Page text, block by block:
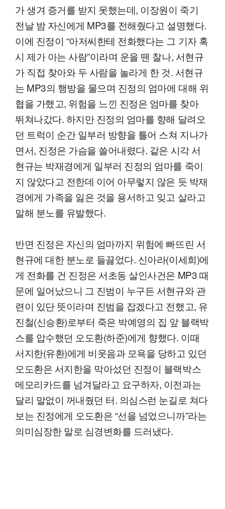
가 생겨 증거를 받지 못했는데, 이장원이 죽기
전날 밤 자신에게 MP3를 전해줬다고 설명했다.
이에 진정이 “아저씨한테 전화했다는 그 기자 혹
시 제가 아는 사람”이라며 운을 뗀 찰나, 서현규
가 직접 찾아와 두 사람을 놀라게 한 것. 서현규
는 MP3의 행방을 물으며 진정의 엄마에 대해 위
협을 가했고, 위험을 느낀 진정은 엄마를 찾아
뛰쳐나갔다. 하지만 진정의 엄마를 향해 달려오
던 트럭이 순간 일부러 방향을 틀어 스쳐 지나가
면서, 진정은 가슴을 쓸어내렸다. 같은 시각 서
현규는 박재경에게 일부러 진정의 엄마를 죽이
지 않았다고 전한데 이어 아무렇지 않은 듯 박재
경에게 가족을 잃은 것을 용서하고 잊고 살라고
말해 분노를 유발했다.
반면 진정은 자신의 엄마까지 위험에 빠뜨린 서
현규에 대한 분노로 들끓었다. 신아라(이세희)에
게 전화를 건 진정은 서초동 살인사건은 MP3 때
문에 일어났으니 그 진범이 누구든 서현규와 관
련이 있단 뜻이라며 진범을 잡겠다고 전했고, 유
진철(신승환)로부터 죽은 박예영의 집 앞 블랙박
스를 압수했던 오도환(하준)에게 향했다. 이때
서지한(유환)에게 비웃음과 모욕을 당하고 있던
오도환은 서지한을 막아섰던 진정이 블랙박스
메모리카드를 넘겨달라고 요구하자, 이전과는
달리 말없이 꺼내줬던 터. 의심스런 눈길로 쳐다
보는 진정에게 오도환은 “선을 넘었으니까”라는
의미심장한 말로 심경변화를 드러냈다.